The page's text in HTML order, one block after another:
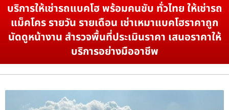
บริการให้เช่ารถแบคโฮ พร้อมคนขับ ทั่วไทย ให้เช่ารถ
แม็คโคร รายวัน รายเดือน เช่าเหมาแบคโฮราคาถูก
นัดดูหน้างาน สำรวจพื้นที่ประเมินราคา เสนอราคาให้
บริการอย่างมืออาชีพ